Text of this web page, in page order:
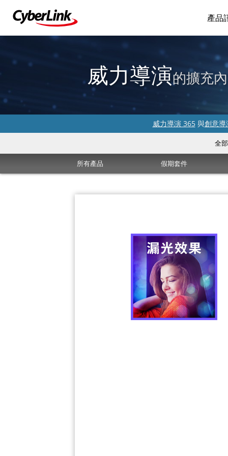
產品
威力導演的擴充
威力導演 365與創意導
全部
所有產品 假期套件